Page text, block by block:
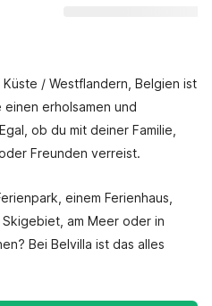
/ Westflandern, Belgien ist
erholsamen und
ob du mit deiner Familie,
Freunden verreist.
einem Ferienhaus,
am Meer oder in
Bei Belvilla ist das alles